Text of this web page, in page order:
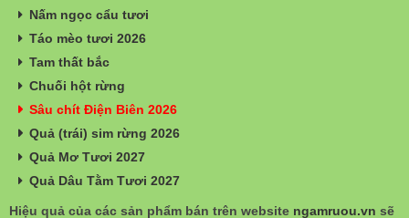
Nấm ngọc cẩu tươi
Táo mèo tươi 2026
Tam thất bắc
Chuối hột rừng
Sâu chít Điện Biên 2026
Quả (trái) sim rừng 2026
Quả Mơ Tươi 2027
Quả Dâu Tằm Tươi 2027
Hiệu quả của các sản phẩm bán trên website ngamruou.vn sẽ